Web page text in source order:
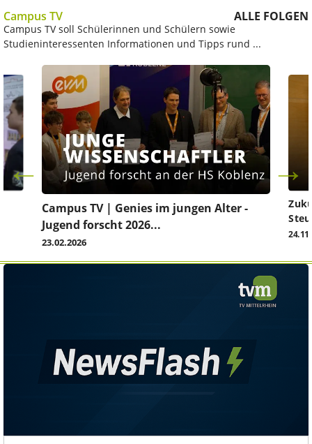
Campus TV ALLE FOLGEN
Campus TV soll Schülerinnen und Schülern sowie
Studieninteressenten Informationen und Tipps rund ...
Campus TV | Genies im jungen Alter -
Jugend forscht 2026...
23.02.2026